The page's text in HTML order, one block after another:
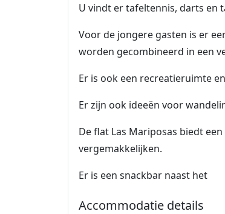
U vindt er tafeltennis, darts en
Voor de jongere gasten is er
worden gecombineerd in een
Er is ook een recreatieruimte en
Er zijn ook ideeën voor
De flat Las Mariposas biedt
vergemakkelijken.
Er is een snackbar naast het
Accommodatie details